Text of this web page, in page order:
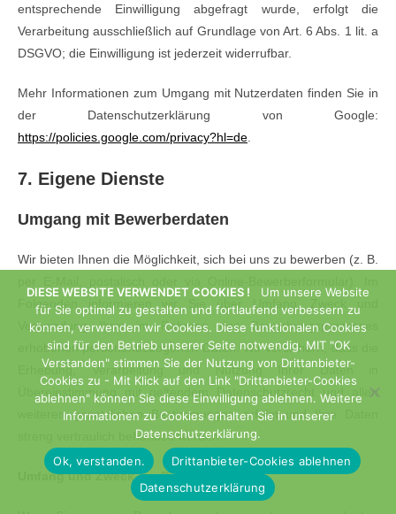
entsprechende Einwilligung abgefragt wurde, erfolgt die
Verarbeitung ausschließlich auf Grundlage von Art. 6 Abs. 1 lit. a
DSGVO; die Einwilligung ist jederzeit widerrufbar.
Mehr Informationen zum Umgang mit Nutzerdaten finden Sie in
der Datenschutzerklärung von Google:
https://policies.google.com/privacy?hl=de.
7. Eigene Dienste
Umgang mit Bewerberdaten
Wir bieten Ihnen die Möglichkeit, sich bei uns zu bewerben (z. B.
Folgenden informieren wir Sie über Umfang, Zweck und
Verwendung Ihrer im Rahmen des Bewerbungsprozesses
erhobenen personenbezogenen Daten. Wir versichern, dass die
Erhebung, Verarbeitung und Nutzung Ihrer Daten in
Übereinstimmung mit geltendem Datenschutzrecht und allen
weiteren gesetzlichen Bestimmungen erfolgt und Ihre Daten
streng vertraulich behandelt werden.
Umfang und Zweck der Datenerhebung
DIESE WEBSITE VERWENDET COOKIES ! Um unsere Website
für Sie optimal zu gestalten und fortlaufend verbessern zu
können, verwenden wir Cookies. Diese funktionalen Cookies
sind für den Betrieb unserer Seite notwendig. MIT "OK
Verstanden" stimmen Sie der Nutzung von Drittanbieter-
Cookies zu - Mit Klick auf den Link "Drittanbieter-Cookies
ablehnen" können Sie diese Einwilligung ablehnen. Weitere
Informationen zu Cookies erhalten Sie in unserer
Datenschutzerklärung.
Ok, verstanden.
Drittanbieter-Cookies ablehnen
Datenschutzerklärung